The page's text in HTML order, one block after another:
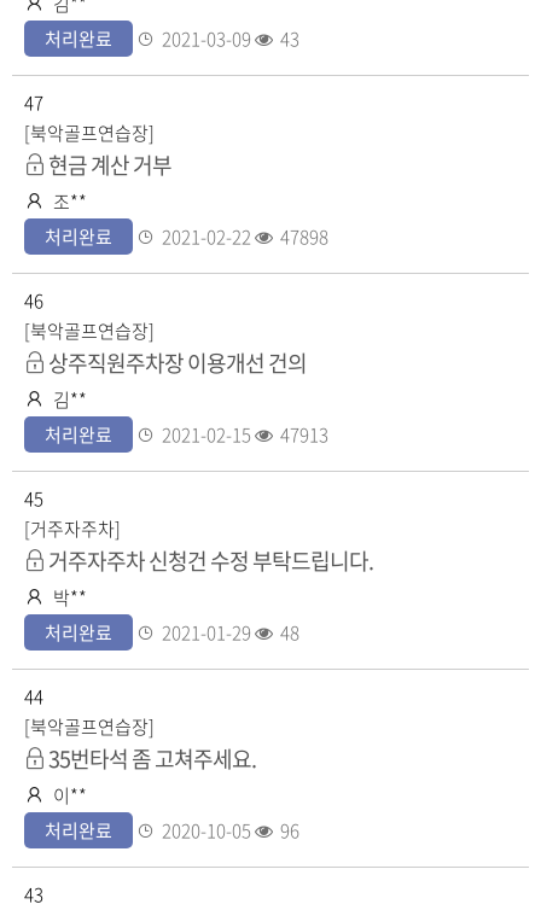
개성
자
처리완료
등
2021-03-09
조
43
47
[북악골프연습장]
공
개
현금 계산 거부
작
성
자
조**
처리완료
등
2021-02-22
조
47898
46
[북악골프연습장]
공
개
상주직원주차장 이용개선 건의
작
성
자
김**
처리완료
등
2021-02-15
조
47913
45
[거주자주차]
비
공
개
거주자주차 신청건 수정 부탁드립니다.
작
성
자
박**
처리완료
등
2021-01-29
조
48
44
[북악골프연습장]
비
공
개
35번타석 좀 고쳐주세요.
작
성
자
이**
처리완료
등
2020-10-05
조
96
43